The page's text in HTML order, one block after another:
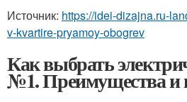
Источник: https://idei-dizajna.ru-
v-kvartire-pryamoy-obogrev
Как выбрать
№1. Преимущества и